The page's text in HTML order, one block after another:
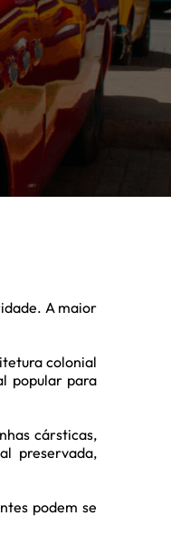
A maior
colonial
popular para
cársticas,
preservada,
podem se